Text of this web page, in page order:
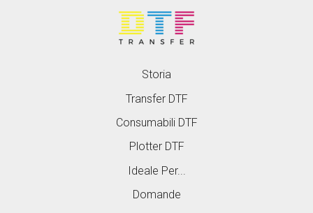
Storia
Transfer DTF
Consumabili DTF
Plotter DTF
Ideale Per...
Domande